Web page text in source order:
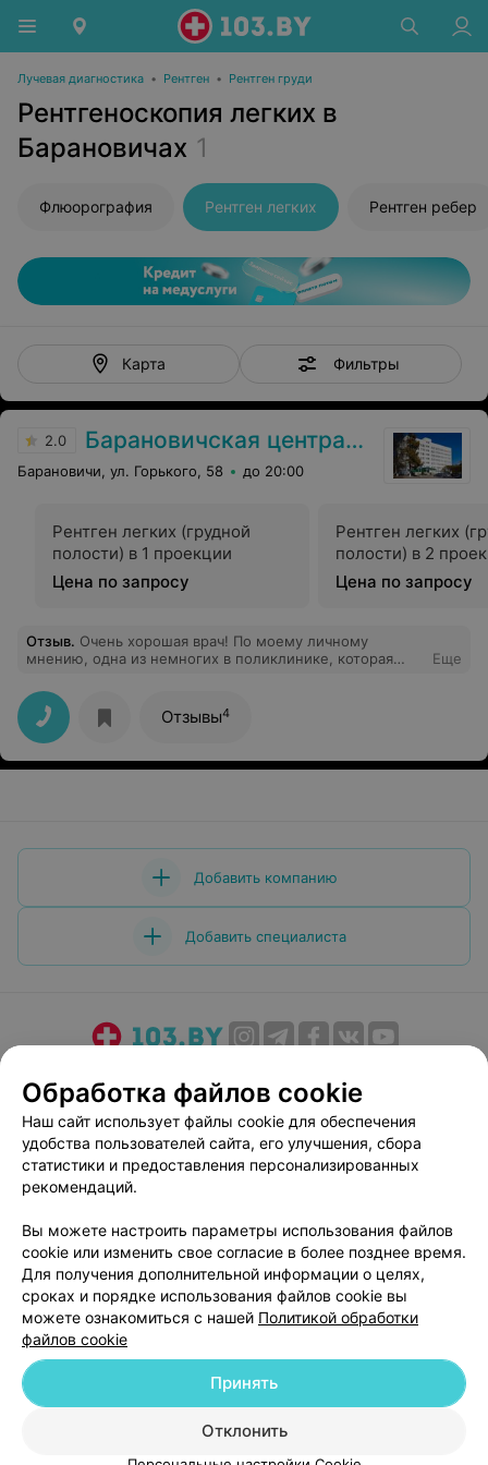
Лучевая диагностика • Рентген • Рентген груди
Рентгеноскопия легких в
Барановичах 1
Флюорография Рентген легких Рентген ребер
Карта Фильтры
2.0 Барановичская центральная поликлиника
Барановичи, ул. Горького, 58 до 20:00
Рентген легких (грудной
полости) в 1 проекции
Цена по запросу
Рентген легких
полости) в 2
Цена по запросу
Отзыв. Очень хорошая врач! По моему личному
мнению, одна из немногих в поликлинике, которая
помочь! Особенно, когда видно, что пациент
испытывает безнадежность в своем заболевании, она
никогда не сдается, а ищит причину, что бы помочь!
Всегда приятно прийти к данному специалисту на
приём! Спасибо большое за ее труд и помощь...
Еще
Отзывы4
Добавить компанию
Добавить специалиста
Медицинский маркетинг
Публичный договор
Пользовательское соглашение
Способы оплаты
Вакансии
Партнеры
Написать руководителю 103.by
Персональные настройки cookie
Обработка персональных данных
© 2026 ООО «Артокс Лаб», УНП 191700409| 220012, Республика Беларусь,
г. Минск, улица Толбухина, 2, пом. 16 | help@103.by
Обработка файлов cookie
Наш сайт использует файлы cookie для обеспечения
удобства пользователей сайта, его улучшения, сбора
статистики и предоставления персонализированных
рекомендаций.
Вы можете настроить параметры использования файлов
cookie или изменить свое согласие в более позднее время.
Для получения дополнительной информации о целях,
сроках и порядке использования файлов cookie вы
можете ознакомиться с нашей Политикой обработки
файлов cookie
Отклонить
Принять